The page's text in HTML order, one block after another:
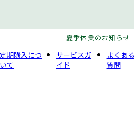
夏季休業のお知らせ
定期購入につ
いて
サービスガ
イド
よくある
質問